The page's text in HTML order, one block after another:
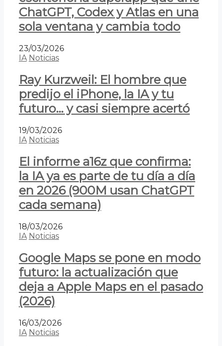
ChatGPT, Codex y Atlas en una
sola ventana y cambia todo
23/03/2026
IA Noticias
Ray Kurzweil: El hombre que
predijo el iPhone, la IA y tu
futuro… y casi siempre acertó
19/03/2026
IA Noticias
El informe a16z que confirma:
la IA ya es parte de tu día a día
en 2026 (900M usan ChatGPT
cada semana)
18/03/2026
IA Noticias
Google Maps se pone en modo
futuro: la actualización que
deja a Apple Maps en el pasado
(2026)
16/03/2026
IA Noticias